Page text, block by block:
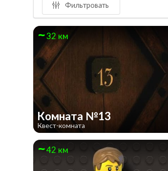
Фильтровать
32 км
Комната №13
Квест-комната
42 км